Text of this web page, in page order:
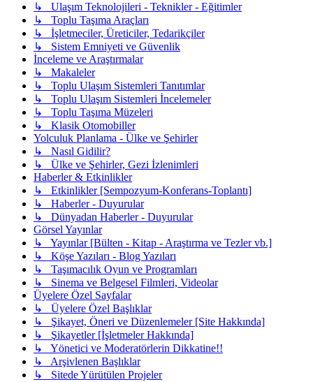
↳ Ulaşım Teknolojileri - Teknikler - Eğitimler
↳ Toplu Taşıma Araçları
↳ İşletmeciler, Üreticiler, Tedarikçiler
↳ Sistem Emniyeti ve Güvenlik
İnceleme ve Araştırmalar
↳ Makaleler
↳ Toplu Ulaşım Sistemleri Tanıtımlar
↳ Toplu Ulaşım Sistemleri İncelemeler
↳ Toplu Taşıma Müzeleri
↳ Klasik Otomobiller
Yolculuk Planlama - Ülke ve Şehirler
↳ Nasıl Gidilir?
↳ Ülke ve Şehirler, Gezi İzlenimleri
Haberler & Etkinlikler
↳ Etkinlikler [Sempozyum-Konferans-Toplantı]
↳ Haberler - Duyurular
↳ Dünyadan Haberler - Duyurular
Görsel Yayınlar
↳ Yayınlar [Bülten - Kitap - Araştırma ve Tezler vb.]
↳ Köşe Yazıları - Blog Yazıları
↳ Taşımacılık Oyun ve Programları
↳ Sinema ve Belgesel Filmleri, Videolar
Üyelere Özel Sayfalar
↳ Üyelere Özel Başlıklar
↳ Şikayet, Öneri ve Düzenlemeler [Site Hakkında]
↳ Şikayetler [İşletmeler Hakkında]
↳ Yönetici ve Moderatörlerin Dikkatine!!
↳ Arşivlenen Başlıklar
↳ Sitede Yürütülen Projeler